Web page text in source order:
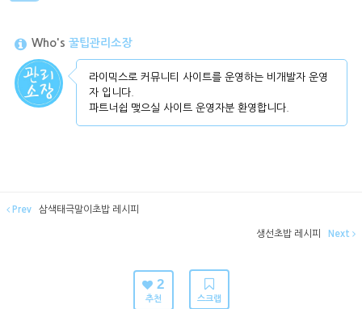
Who's 꿀팁관리소장
라이믹스로 커뮤니티 사이트를 운영하는 비개발자 운영
자 입니다.
파트너쉽 맺으실 사이트 운영자분 환영합니다.
Prev 삼색태극말이초밥 레시피
생선초밥 레시피 Next
2
추천 스크랩